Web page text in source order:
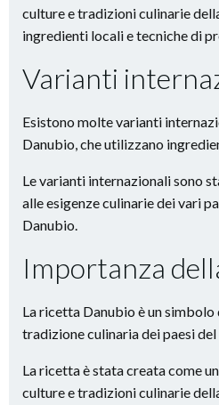
culture e tradizioni culinarie
ingredienti locali e tecniche di
Varianti
Esistono molte varianti
Danubio, che utilizzano
Le varianti internazionali sono
alle esigenze culinarie dei vari
Danubio.
Importanza
La ricetta Danubio è un simbolo
tradizione culinaria dei paesi
La ricetta è stata creata come
culture e tradizioni culinarie